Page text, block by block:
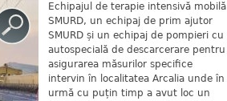
Echipajul de terapie intensivă mobilă
SMURD, un echipaj de prim ajutor
SMURD și un echipaj de pompieri cu
autospecială de descarcerare pentru
asigurarea măsurilor specifice
intervin în localitatea Arcalia unde în
urmă cu puțin timp a avut loc un